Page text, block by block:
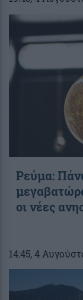
Ρεύμα:
οι νέες
14:45, 4